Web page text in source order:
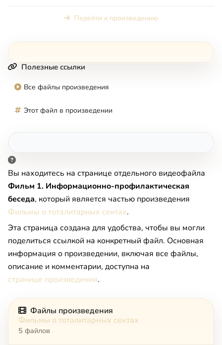
Перейти к произведению
Полезные ссылки
Все файлы произведения
Этот файл в произведении
Вы находитесь на странице отдельного видеофайла
Фильм 1. Информационно-профилактическая
беседа, который является частью произведения
Фильмы о тоталитарных сектах.
Эта страница создана для удобства, чтобы вы могли
поделиться ссылкой на конкретный файл. Основная
информация о произведении, включая все файлы,
описание и комментарии, доступна на
странице произведения.
Файлы произведения
Фильмы о тоталитарных сектах
5 файлов